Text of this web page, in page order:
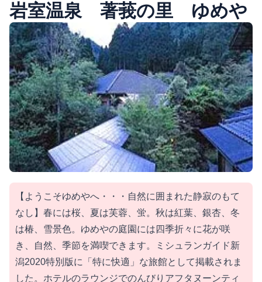
岩室温泉 著莪の里 ゆめや
【ようこそゆめやへ・・・自然に囲まれた静寂のもて
なし】春には桜、夏は芙蓉、蛍。秋は紅葉、銀杏、冬
は椿、雪景色。ゆめやの庭園には四季折々に花が咲
き、自然、季節を満喫できます。ミシュランガイド新
潟2020特別版に「特に快適」な旅館として掲載されま
した。ホテルのラウンジでのんびりアフタヌーンティ